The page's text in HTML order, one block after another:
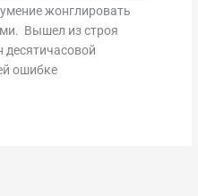
жонглировать
Вышел из строя
десятичасовой
ошибке